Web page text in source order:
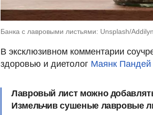
Банка с лавровыми листьями: Unsplash/
В эксклюзивном комментарии
здоровью и диетолог Маянк Пандей
Лавровый лист можно
Измельчив сушеные лавровые